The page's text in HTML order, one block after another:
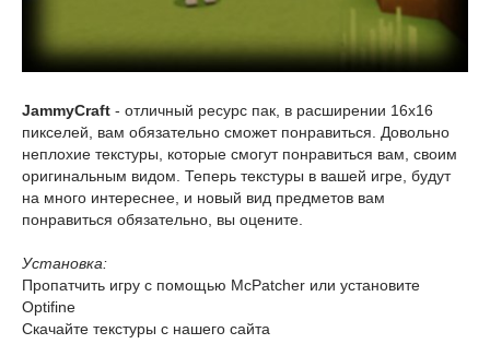
JammyCraft - отличный ресурс пак, в расширении 16x16
пикселей, вам обязательно сможет понравиться. Довольно
неплохие текстуры, которые смогут понравиться вам, своим
оригинальным видом. Теперь текстуры в вашей игре, будут
на много интереснее, и новый вид предметов вам
понравиться обязательно, вы оцените.
Установка:
Пропатчить игру с помощью McPatcher или установите
Optifine
Скачайте текстуры с нашего сайта